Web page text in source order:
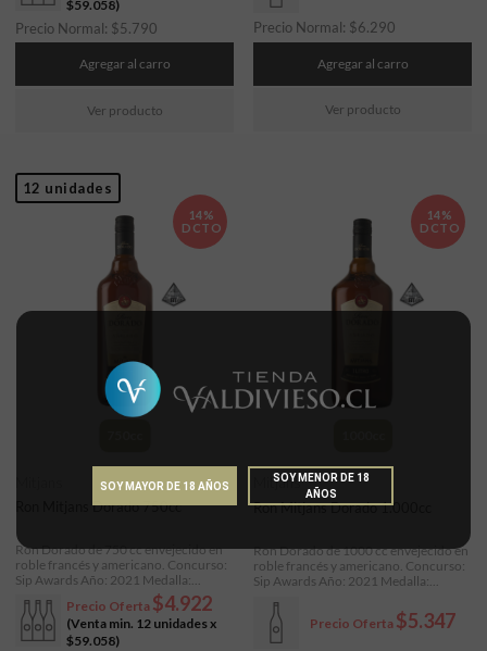
$59.058)
Precio Normal: $5.790
Agregar al carro
Ver producto
Precio Normal: $6.290
Agregar al carro
Ver producto
12 unidades
14%
DCTO
Ron Mitjans Dorado 750cc
(Venta min. 12 unidades x
$59.058)
Precio Oferta $4.922
Ron Dorado de 750 cc envejecido en
roble francés y americano. Concurso:
Sip Awards Año: 2021 Medalla:...
14%
DCTO
Ron Mitjans Dorado 1.000cc
Precio Oferta $5.347
Mitjans
Ron Dorado de 1000 cc envejecido en
roble francés y americano. Concurso:
Sip Awards Año: 2021 Medalla:...
SOY MAYOR DE 18 AÑOS
SOY MENOR DE 18
AÑOS